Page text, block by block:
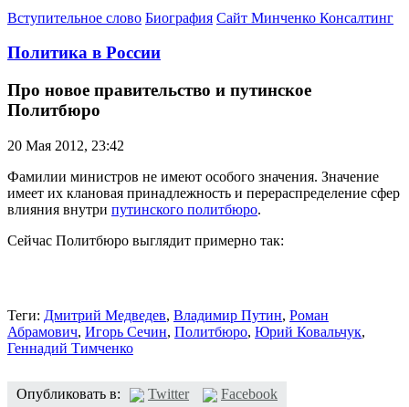
Вступительное слово Биография Сайт Минченко Консалтинг
Политика в России
Про новое правительство и путинское
Политбюро
20 Мая 2012, 23:42
Фамилии министров не имеют особого значения. Значение
имеет их клановая принадлежность и перераспределение сфер
влияния внутри путинского политбюро.
Сейчас Политбюро выглядит примерно так:
Теги: Дмитрий Медведев, Владимир Путин, Роман
Абрамович, Игорь Сечин, Политбюро, Юрий Ковальчук,
Геннадий Тимченко
Опубликовать в: Twitter Facebook